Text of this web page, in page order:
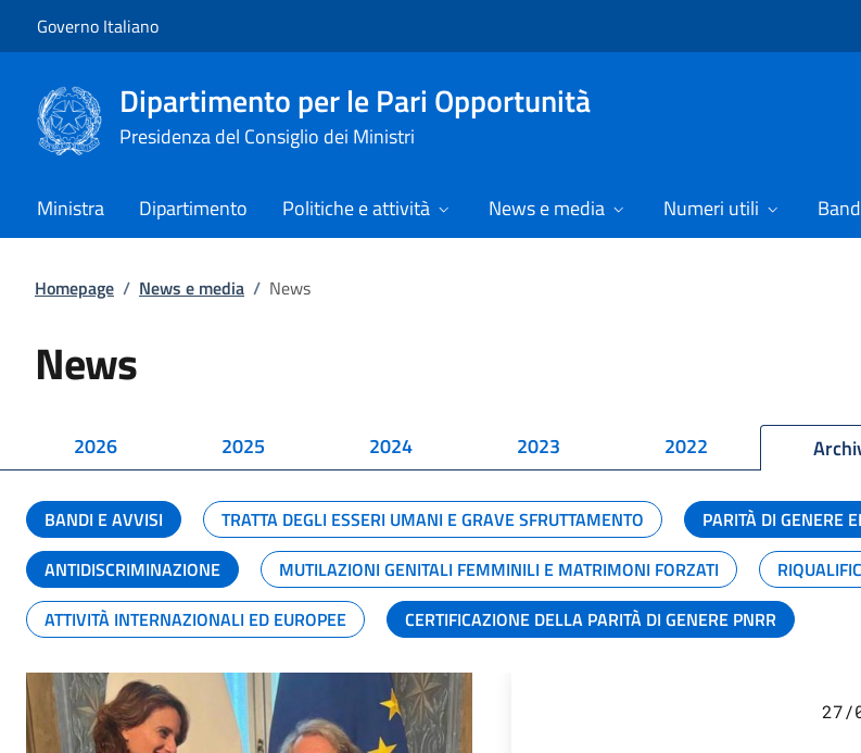
Governo Italiano
Dipartimento per le Pari Opportunità
Presidenza del Consiglio dei Ministri
Ministra Dipartimento Politiche e attività News e media Numeri utili
Homepage / News e media / News
News
2026 2025 2024 2023 2022
BANDI E AVVISI TRATTA DEGLI ESSERI UMANI E GRAVE SFRUTTAMENTO PARITÀ DI GENERE
ANTIDISCRIMINAZIONE
MUTILAZIONI GENITALI FEMMINILI E MATRIMONI FORZATI
ATTIVITÀ INTERNAZIONALI ED EUROPEE
CERTIFICAZIONE DELLA PARITÀ DI GENERE PNRR
27/